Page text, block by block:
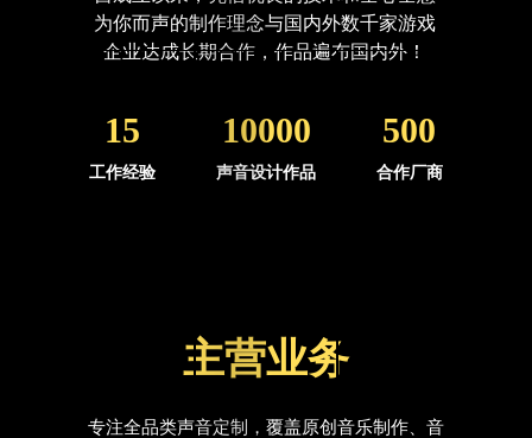
为你而声的制作理念与国内外数千家游戏
企业达成长期合作，作品遍布国内外！
15
工作经验
10000
声音设计作品
500
合作厂商
主营业务
专注全品类声音定制，覆盖原创音乐制作、音